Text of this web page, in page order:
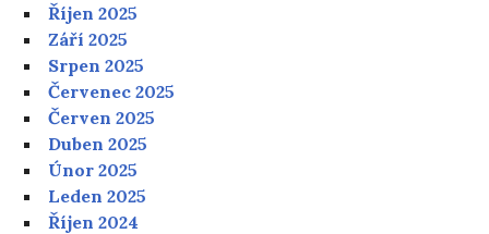
Říjen 2025
Září 2025
Srpen 2025
Červenec 2025
Červen 2025
Duben 2025
Únor 2025
Leden 2025
Říjen 2024